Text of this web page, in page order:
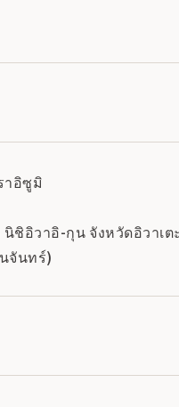
าอิซูมิ
ชิอิวาอิ-กุน จังหวัดอิวาเตะ
จันทร์)